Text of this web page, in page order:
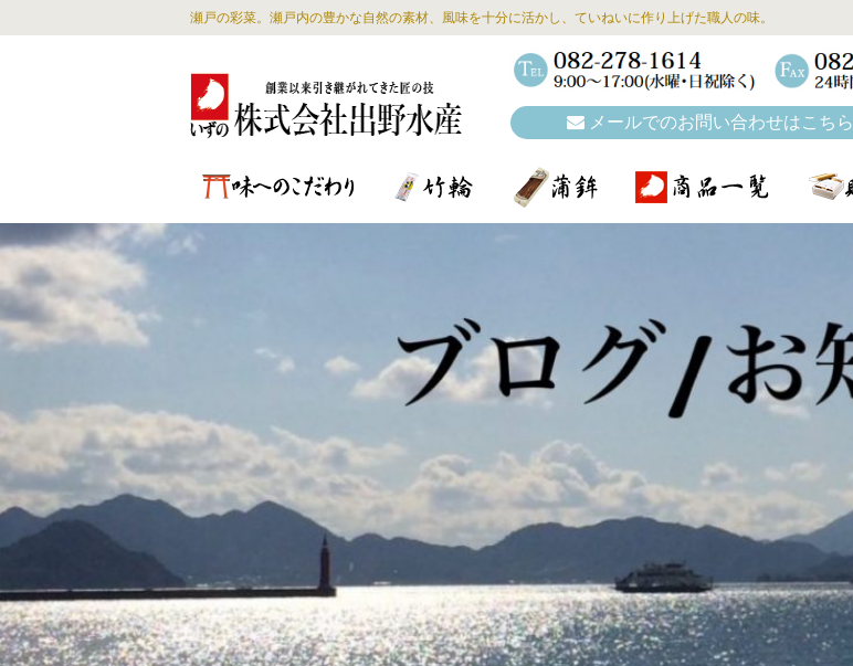
瀬戸の彩菜。瀬戸内の豊かな自然の素材、風味を十分に活かし、ていねいに作り上げた職人の味。
メールでのお問い合わせはこちら